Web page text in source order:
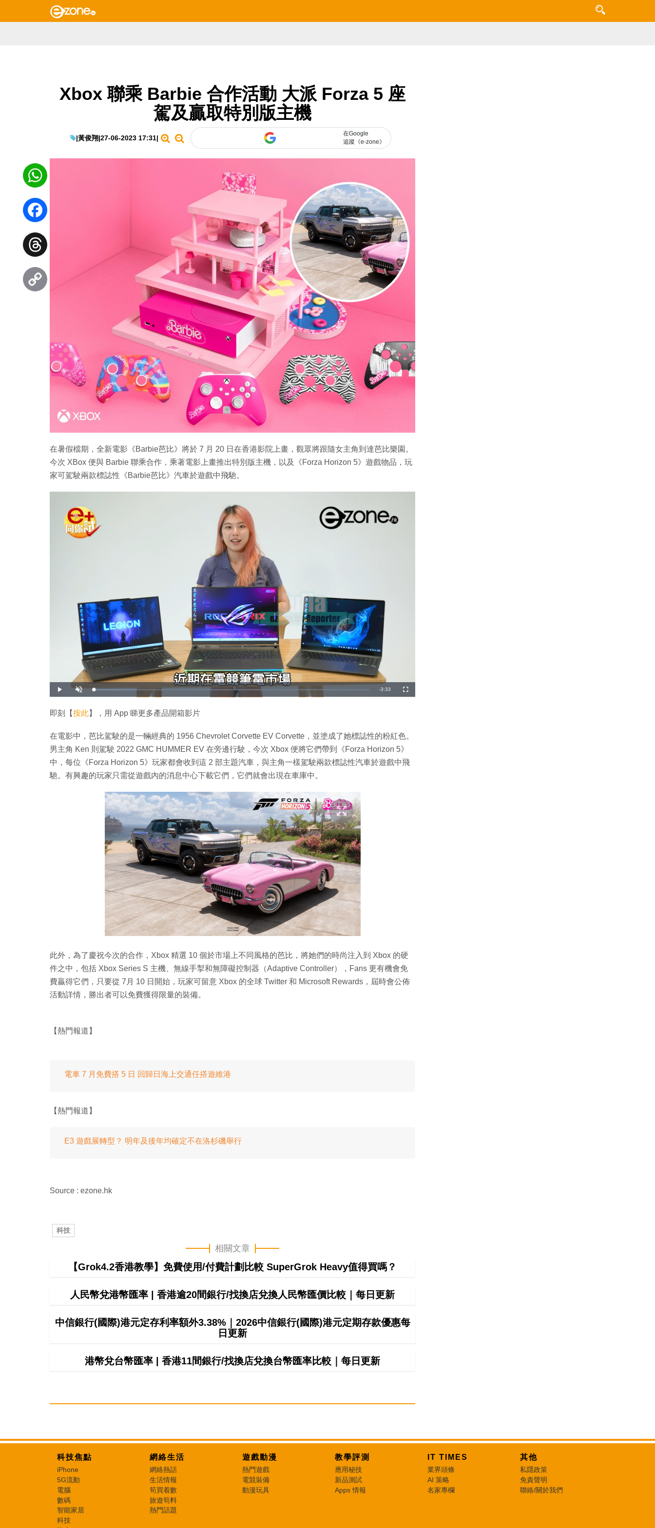
Xbox 聯乘 Barbie 合作活動 大派 Forza 5 座
駕及贏取特別版主機
|黃俊翔|27-06-2023 17:31|
在Google
追蹤《e-zone》
在暑假檔期，全新電影《Barbie芭比》將於 7 月 20 日在香港影院上畫，觀眾將跟隨女主角到達芭比樂園。
今次 XBox 便與 Barbie 聯乘合作，乘著電影上畫推出特別版主機，以及《Forza Horizon 5》遊戲物品，玩
家可駕駛兩款標誌性《Barbie芭比》汽車於遊戲中飛馳。
播
放
開
啟
載
入
:
1
1
%
剩
間
-3:33
全
螢
即刻【按此】，用 App 睇更多產品開箱影片
在電影中，芭比駕駛的是一輛經典的 1956 Chevrolet Corvette EV Corvette，並塗成了她標誌性的粉紅色。
男主角 Ken 則駕駛 2022 GMC HUMMER EV 在旁邊行駛，今次 Xbox 便將它們帶到《Forza Horizon 5》
中，每位《Forza Horizon 5》玩家都會收到這 2 部主題汽車，與主角一樣駕駛兩款標誌性汽車於遊戲中飛
馳。有興趣的玩家只需從遊戲內的消息中心下載它們，它們就會出現在車庫中。
此外，為了慶祝今次的合作，Xbox 精選 10 個於市場上不同風格的芭比，將她們的時尚注入到 Xbox 的硬
件之中，包括 Xbox Series S 主機、無線手掣和無障礙控制器（Adaptive Controller），Fans 更有機會免
費贏得它們，只要從 7月 10 日開始，玩家可留意 Xbox 的全球 Twitter 和 Microsoft Rewards，屆時會公佈
活動詳情，勝出者可以免費獲得限量的裝備。
【熱門報道】
電車 7 月免費搭 5 日 回歸日海上交通任搭遊維港
【熱門報道】
E3 遊戲展轉型？ 明年及後年均確定不在洛杉磯舉行
Source : ezone.hk
科技
相關文章
【Grok4.2香港教學】免費使用/付費計劃比較 SuperGrok Heavy值得買嗎？
人民幣兌港幣匯率 | 香港逾20間銀行/找換店兌換人民幣匯價比較｜每日更新
中信銀行(國際)港元定存利率額外3.38%｜2026中信銀行(國際)港元定期存款優惠每
日更新
港幣兌台幣匯率 | 香港11間銀行/找換店兌換台幣匯率比較｜每日更新
WhatsApp
Facebook
Threads
科技焦點
iPhone
5G流動
電腦
數碼
智能家居
科技
網絡生活
網絡熱話
生活情報
筍買着數
旅遊筍料
熱門話題
遊戲動漫
熱門遊戲
電競裝備
動漫玩具
教學評測
應用秘技
新品測試
Apps 情報
IT TIMES
業界頭條
AI 策略
名家專欄
其他
私隱政策
免責聲明
聯絡/關於我們